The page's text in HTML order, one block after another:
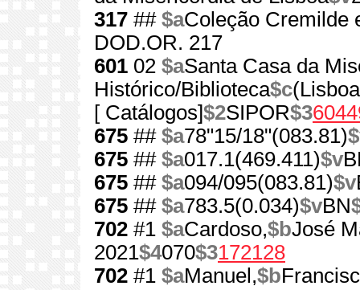
317 ## $aColeção Cremilde
DOD.OR. 217
601 02 $aSanta Casa da
Histórico/Biblioteca$c
[ Catálogos]$2SIPOR$3
675 ## $a78"15/18"(083.81)
675 ## $a017.1(469.411)$v
675 ## $a094/095(083.81)$v
675 ## $a783.5(0.034)$vBN
702 #1 $aCardoso,$bJosé
2021$4070$3172128
702 #1 $aManuel,$b